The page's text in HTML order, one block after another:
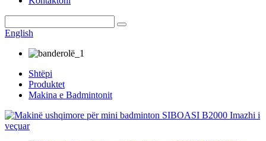
English
Shtëpi
Produktet
Makina e Badmintonit